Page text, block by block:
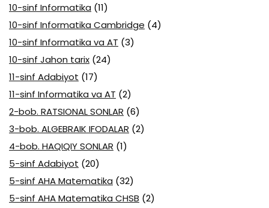
10-sinf Informatika (11)
10-sinf Informatika Cambridge (4)
10-sinf Informatika va AT (3)
10-sinf Jahon tarix (24)
11-sinf Adabiyot (17)
11-sinf Informatika va AT (2)
2-bob. RATSIONAL SONLAR (6)
3-bob. ALGEBRAIK IFODALAR (2)
4-bob. HAQIQIY SONLAR (1)
5-sinf Adabiyot (20)
5-sinf AHA Matematika (32)
5-sinf AHA Matematika CHSB (2)